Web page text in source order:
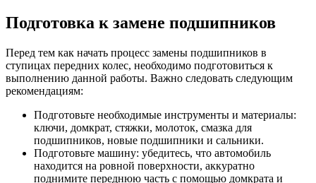
Подготовка к замене подшипников
Перед тем как начать процесс замены подшипников в
ступицах передних колес, необходимо подготовиться к
выполнению данной работы. Важно следовать следующим
рекомендациям:
Подготовьте необходимые инструменты и материалы:
ключи, домкрат, стяжки, молоток, смазка для
подшипников, новые подшипники и сальники.
Подготовьте машину: убедитесь, что автомобиль
находится на ровной поверхности, аккуратно
поднимите переднюю часть с помощью домкрата и